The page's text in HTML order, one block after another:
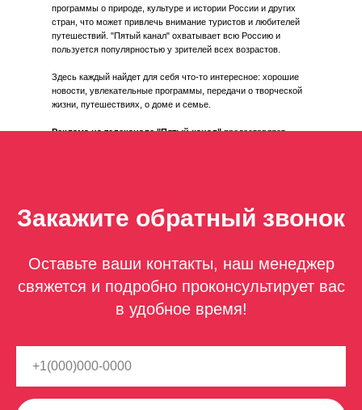
программы о природе, культуре и истории России и других
стран, что может привлечь внимание туристов и любителей
путешествий. "Пятый канал" охватывает всю Россию и
пользуется популярностью у зрителей всех возрастов.
Здесь каждый найдет для себя что-то интересное: хорошие
новости, увлекательные программы, передачи о творческой
жизни, путешествиях, о доме и семье.
Реклама на телеканале "Пятый канал"предоставляет
Закажите обратный звонок
Оставьте ваши контакты, наш менеджер
свяжется и подробно проконсультирует вас
в удобное время!